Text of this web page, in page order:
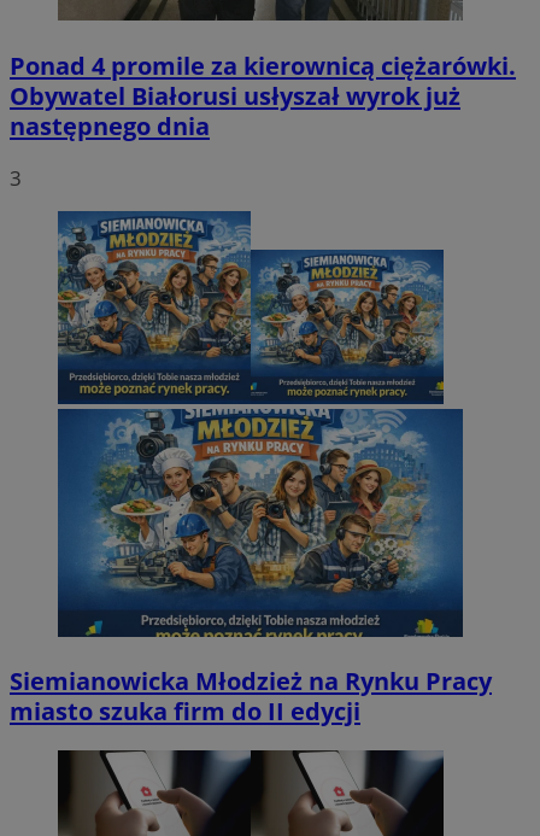
Ponad 4 promile za kierownicą ciężarówki.
Obywatel Białorusi usłyszał wyrok już
następnego dnia
3
Siemianowicka Młodzież na Rynku Pracy
miasto szuka firm do II edycji